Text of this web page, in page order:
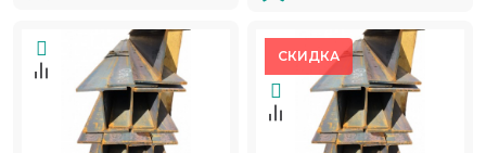
СКИДКА